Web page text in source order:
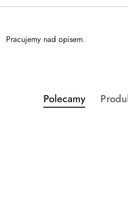
Pracujemy nad opisem.
Pomiń karuzelę produktów
Produkty
o
Polecamy